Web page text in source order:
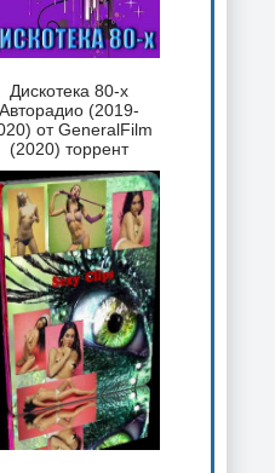
Дискотека 80-х
Авторадио (2019-
от GeneralFilm
(2020) торрент